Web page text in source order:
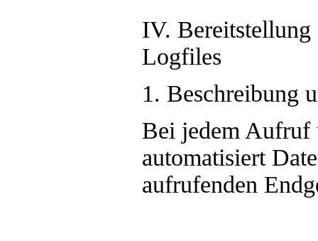
IV. Bereitstellung
Logfiles
1. Beschreibung
Bei jedem Aufruf
automatisiert
aufrufenden